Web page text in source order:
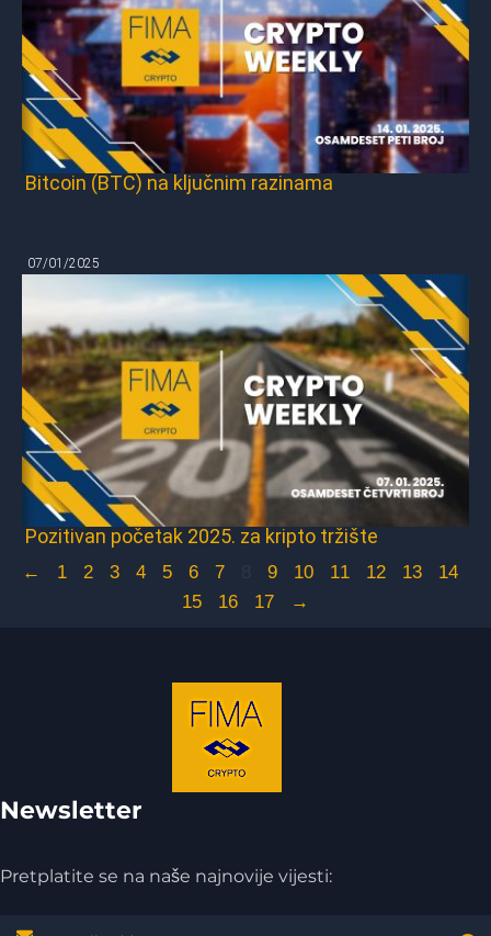
Bitcoin (BTC) na ključnim razinama
07/01/2025
Pozitivan početak 2025. za kripto tržište
← 1 2 3 4 5 6 7 9 10 11 12 13
14
15
16 17 →
Newsletter
Pretplatite se na naše najnovije vijesti: